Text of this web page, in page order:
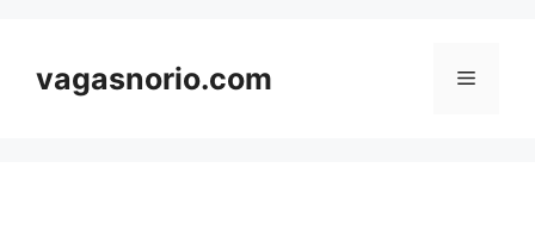
vagasnorio.com Menu